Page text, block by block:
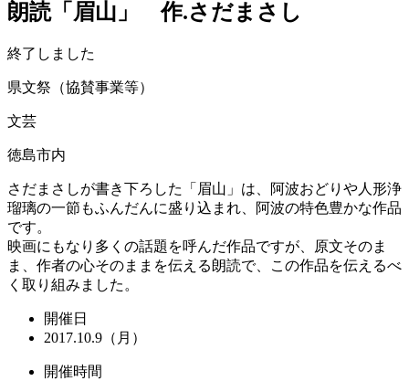
朗読「眉山」 作.さだまさし
終了しました
県文祭（協賛事業等）
文芸
徳島市内
さだまさしが書き下ろした「眉山」は、阿波おどりや人形浄
瑠璃の一節もふんだんに盛り込まれ、阿波の特色豊かな作品
です。
映画にもなり多くの話題を呼んだ作品ですが、原文そのま
ま、作者の心そのままを伝える朗読で、この作品を伝えるべ
く取り組みました。
開催日
2017.10.9（月）
開催時間